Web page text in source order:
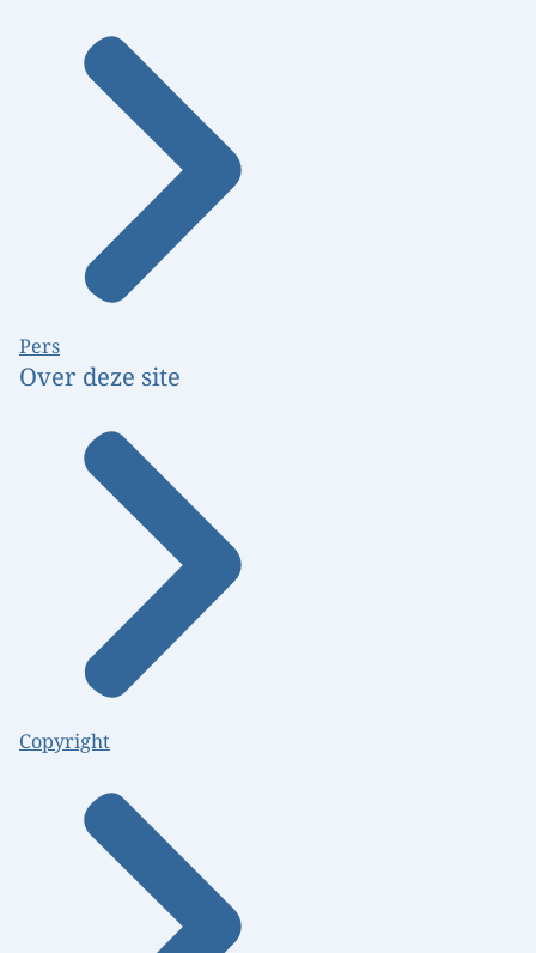
Pers
Over deze site
Copyright